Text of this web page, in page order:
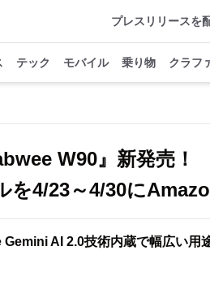
プレスリリースを
テック モバイル 乗り物 クラフ
W90』新発売！
を4/23～4/30に
AI 2.0技術内蔵で幅広い用